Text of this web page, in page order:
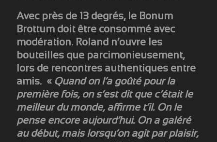
Avec près de 13 degrés, le Bonum
Brottum doit être consommé avec
modération. Roland n’ouvre les
bouteilles que parcimonieusement,
lors de rencontres authentiques entre
amis. « Quand on l’a goûté pour la
première fois, on s’est dit que c’était le
meilleur du monde, affirme t’il. On le
pense encore aujourd’hui. On a galéré
au début, mais lorsqu’on agit par plaisir,